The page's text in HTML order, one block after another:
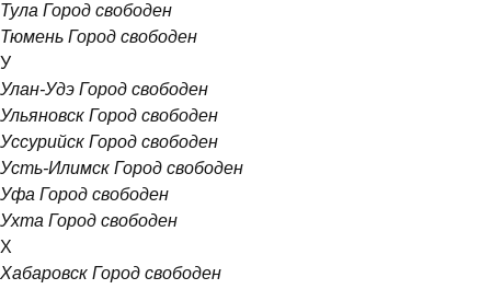
Тула Город свободен
Тюмень Город свободен
У
Улан-Удэ Город свободен
Ульяновск Город свободен
Уссурийск Город свободен
Усть-Илимск Город свободен
Уфа Город свободен
Ухта Город свободен
Х
Хабаровск Город свободен